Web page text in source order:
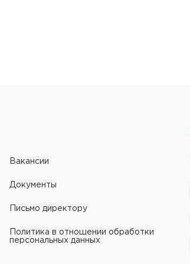
Вакансии
Документы
Письмо директору
Политика в отношении обработки
персональных данных